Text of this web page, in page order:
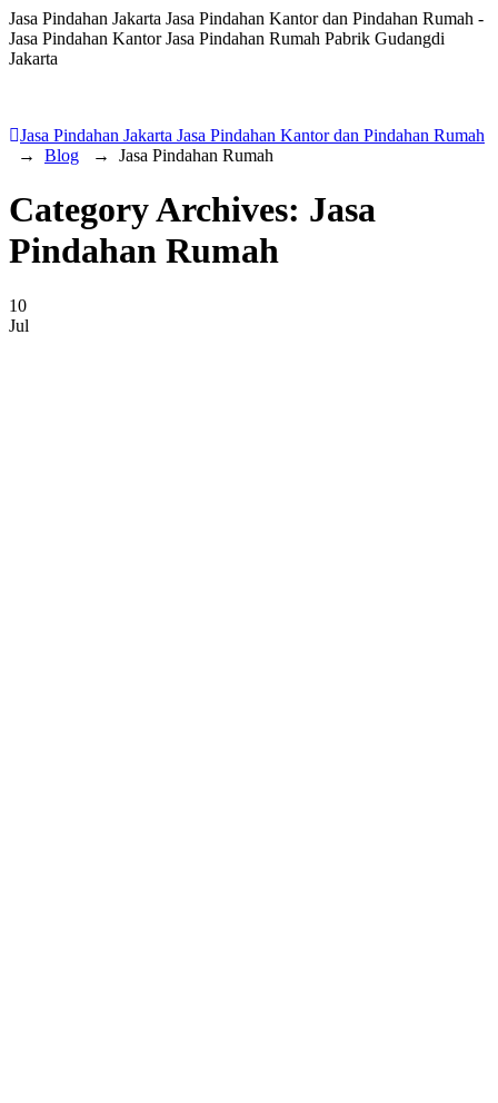
Jasa Pindahan Jakarta Jasa Pindahan Kantor dan Pindahan Rumah -
Jasa Pindahan Kantor Jasa Pindahan Rumah Pabrik Gudangdi
Jakarta
Jasa Pindahan Jakarta Jasa Pindahan Kantor dan Pindahan Rumah
→ Blog → Jasa Pindahan Rumah
Category Archives: Jasa
Pindahan Rumah
10
Jul